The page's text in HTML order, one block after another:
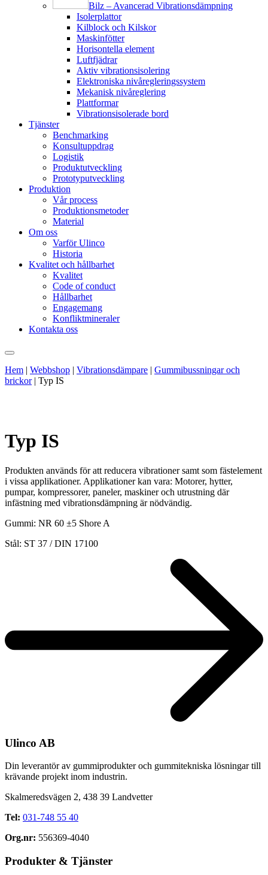
Bilz – Avancerad Vibrationsdämpning
Isolerplattor
Kilblock och Kilskor
Maskinfötter
Horisontella element
Luftfjädrar
Aktiv vibrationsisolering
Elektroniska nivåregleringssystem
Mekanisk nivåreglering
Plattformar
Vibrationsisolerade bord
Tjänster
Benchmarking
Konsultuppdrag
Logistik
Produktutveckling
Prototyputveckling
Produktion
Vår process
Produktionsmetoder
Material
Om oss
Varför Ulinco
Historia
Kvalitet och hållbarhet
Kvalitet
Code of conduct
Hållbarhet
Engagemang
Konfliktmineraler
Kontakta oss
Hem | Webbshop | Vibrationsdämpare | Gummibussningar och
brickor| Typ IS
Typ IS
Produkten används för att reducera vibrationer samt som fästelement
i vissa applikationer. Applikationer kan vara: Motorer, hytter,
pumpar, kompressorer, paneler, maskiner och utrustning där
infästning med vibrationsdämpning är nödvändig.
Gummi: NR 60 ±5 Shore A
Stål: ST 37 / DIN 17100
Ulinco AB
Din leverantör av gummiprodukter och gummitekniska lösningar till
krävande projekt inom industrin.
Skalmeredsvägen 2, 438 39 Landvetter
Tel: 031-748 55 40
Org.nr: 556369-4040
Produkter & Tjänster